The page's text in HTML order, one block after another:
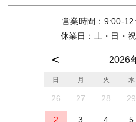
営業時間：9:00-
休業日：土・日・
2026
日 月 火 水
26 27 28 29
2 3 4 5